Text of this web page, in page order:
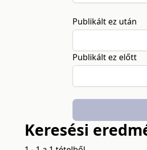
Publikált ez után
Publikált ez előtt
Keresési